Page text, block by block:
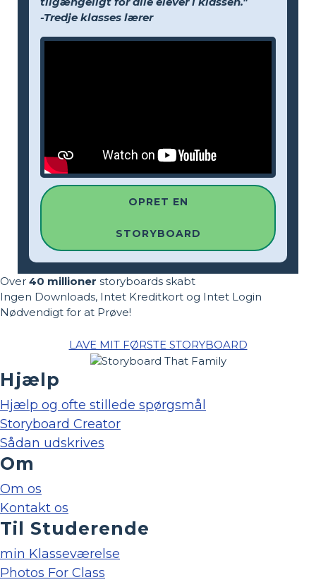
-Tredje klasses lærer
OPRET EN
STORYBOARD
Over 40 millioner storyboards skabt
Ingen Downloads, Intet Kreditkort og Intet Login
Nødvendigt for at Prøve!
LAVE MIT FØRSTE STORYBOARD
Hjælp
Hjælp og ofte stillede spørgsmål
Storyboard Creator
Sådan udskrives
Om
Om os
Kontakt os
Til Studerende
min Klasseværelse
Photos For Class